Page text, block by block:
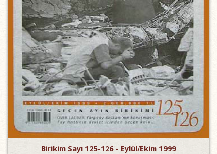
Birikim Sayı 125-126 - Eylül/Ekim 1999